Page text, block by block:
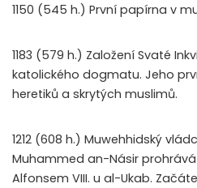
1150 (545 h.) První papírna v
1183 (579 h.) Založení Svaté
katolického dogmatu. Jeho
heretiků a skrytých muslimů.
1212 (608 h.) Muwehhidský
Muhammed an-Násir
Alfonsem VIII. u al-Ukab.